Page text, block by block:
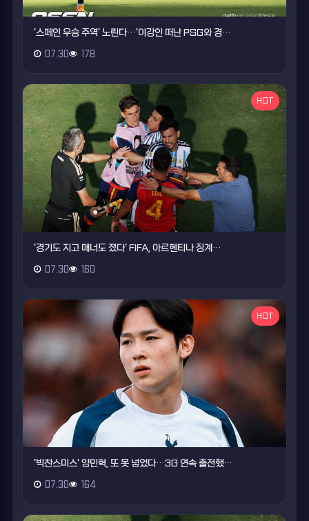
'스페인 우승 주역' 노린다…'이강인 떠난 PSG와 경…
07.30 178
HOT
'경기도 지고 매너도 졌다' FIFA, 아르헨티나 징계…
07.30 160
HOT
'빅찬스미스' 양민혁, 또 못 넣었다…3G 연속 출전했…
07.30 164